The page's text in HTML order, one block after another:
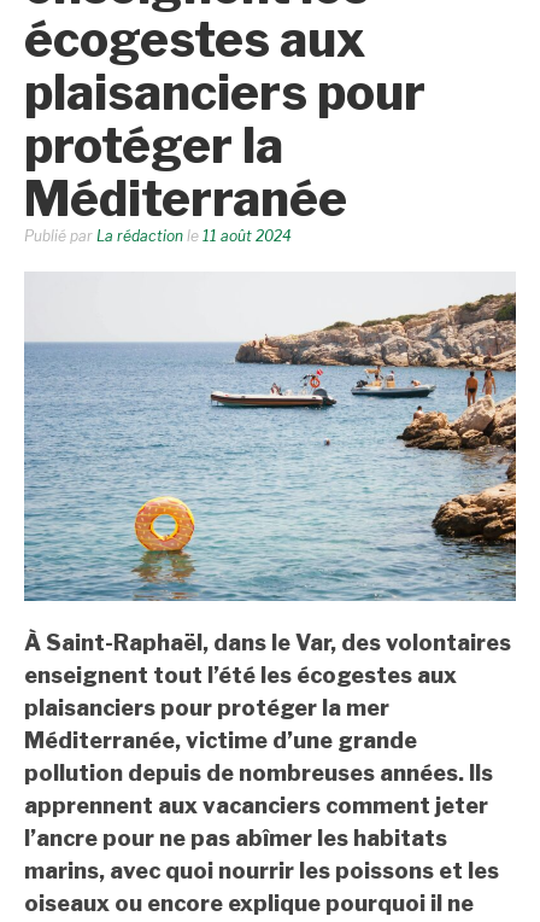
écogestes aux
plaisanciers pour
protéger la
Méditerranée
Publié par La rédaction le 11 août 2024
À Saint-Raphaël, dans le Var, des volontaires
enseignent tout l’été les écogestes aux
plaisanciers pour protéger la mer
Méditerranée, victime d’une grande
pollution depuis de nombreuses années. Ils
apprennent aux vacanciers comment jeter
l’ancre pour ne pas abîmer les habitats
marins, avec quoi nourrir les poissons et les
oiseaux ou encore explique pourquoi il ne